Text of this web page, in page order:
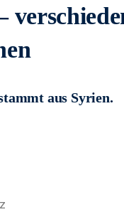
aus Syrien.